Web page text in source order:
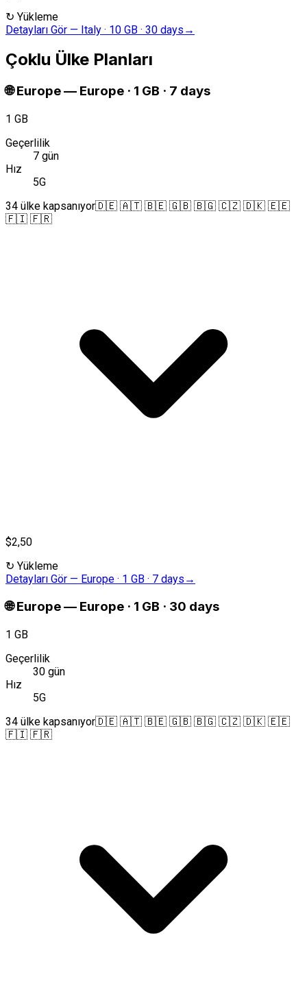
↻ Yükleme
Detayları Gör — Italy · 10 GB · 30 days →
Çoklu Ülke Planları
🌐 Europe— Europe · 1 GB · 7 days
1 GB
Geçerlilik
7 gün
Hız
5G
34 ülke kapsanıyor🇩🇪 🇦🇹 🇧🇪 🇬🇧 🇧🇬 🇨🇿 🇩🇰 🇪🇪
🇫🇮 🇫🇷
$2,50
↻ Yükleme
Detayları Gör — Europe · 1 GB · 7 days →
🌐 Europe— Europe · 1 GB · 30 days
1 GB
Geçerlilik
30 gün
Hız
5G
34 ülke kapsanıyor🇩🇪 🇦🇹 🇧🇪 🇬🇧 🇧🇬 🇨🇿 🇩🇰 🇪🇪
🇫🇮 🇫🇷